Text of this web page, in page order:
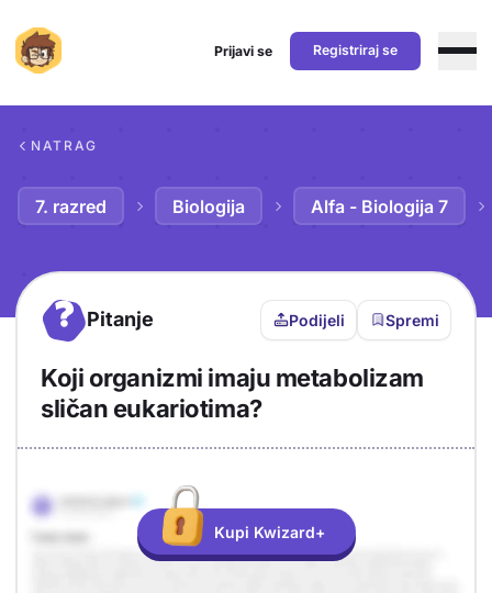
Prijavi se Registriraj se
NATRAG
7. razred Biologija Alfa - Biologija 7
? Pitanje Podijeli Spremi
Koji organizmi imaju metabolizam
sličan eukariotima?
Odgovor
Objašnjenje
Kupi Kwizard+